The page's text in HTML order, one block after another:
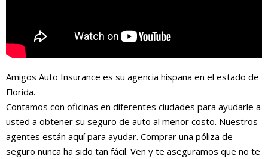
Amigos Auto Insurance es su agencia hispana en el estado de
Florida.
Contamos con oficinas en diferentes ciudades para ayudarle a
usted a obtener su seguro de auto al menor costo. Nuestros
agentes están aquí para ayudar. Comprar una póliza de
seguro nunca ha sido tan fácil. Ven y te aseguramos que no te